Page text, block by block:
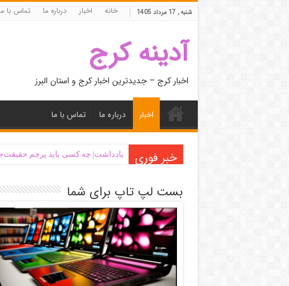
شنبه , 17 مرداد 1405 خانه اخبار درباره ما تماس با ما
آدینه کرج
اخبار کرج – جدیدترین اخبار کرج و استان البرز
اخبار درباره ما تماس با ما
خبر فوری یادداشت| ‌چه کسی باید پرچم
بست لپ تاپ برای شما